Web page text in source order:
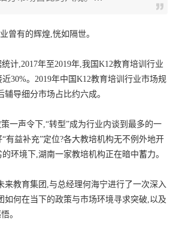
曾有的辉煌,恍如隔世。
计,2017年至2019年,我国K12教育培训行业
30%。2019年中国K12教育培训行业市场规
导细分市场占比约六成。
策一声令下,“转型”成为行业内谈到最多的一
有益补充”定位?各大教培机构无不例外地开
环境下,湖南一家教培机构正在暗中蓄力。
来教育集团,与总经理何海宁进行了一次深入
如何在当下的政策与市场环境寻求突破,以及
。